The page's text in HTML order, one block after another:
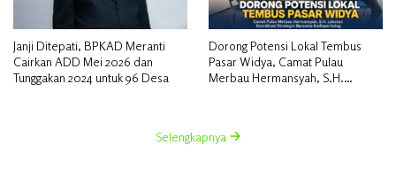
Janji Ditepati, BPKAD Meranti
Cairkan ADD Mei 2026 dan
Tunggakan 2024 untuk 96 Desa
Dorong Potensi Lokal Tembus
Pasar Widya, Camat Pulau
Merbau Hermansyah, S.H.
Selengkapnya